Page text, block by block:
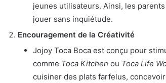
jeunes utilisateurs. Ainsi, les
jouer sans inquiétude.
Encouragement de la Créativité
Jojoy Toca Boca est conçu pour
comme Toca Kitchen ou Toca Life
cuisiner des plats farfelus,